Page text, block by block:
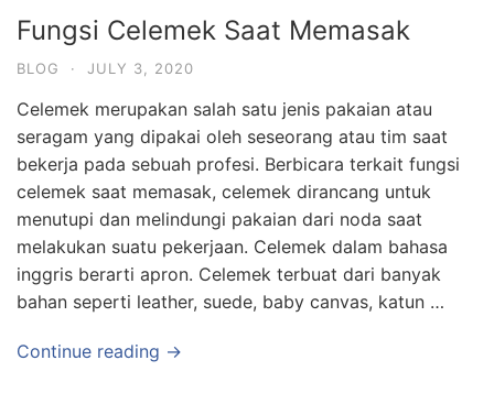
Fungsi Celemek Saat Memasak
BLOG · JULY 3, 2020
Celemek merupakan salah satu jenis pakaian atau
seragam yang dipakai oleh seseorang atau tim saat
bekerja pada sebuah profesi. Berbicara terkait fungsi
celemek saat memasak, celemek dirancang untuk
menutupi dan melindungi pakaian dari noda saat
melakukan suatu pekerjaan. Celemek dalam bahasa
inggris berarti apron. Celemek terbuat dari banyak
bahan seperti leather, suede, baby canvas, katun …
Continue reading →